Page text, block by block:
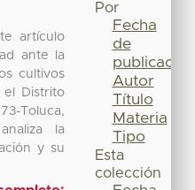
artículo
ante la
cultivos
Distrito
Toluca,
la
y su
Por
Fecha
de
publicación
Autor
Título
Materia
Tipo
Esta
colección